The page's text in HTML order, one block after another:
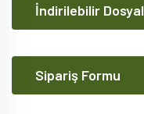
İndirilebilir
Sipariş Formu